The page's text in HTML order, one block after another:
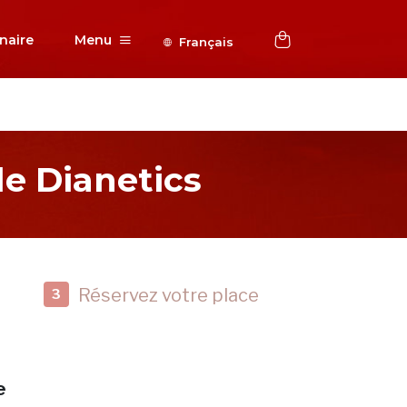
Menu Français
Dianetics
3 Réservez votre place